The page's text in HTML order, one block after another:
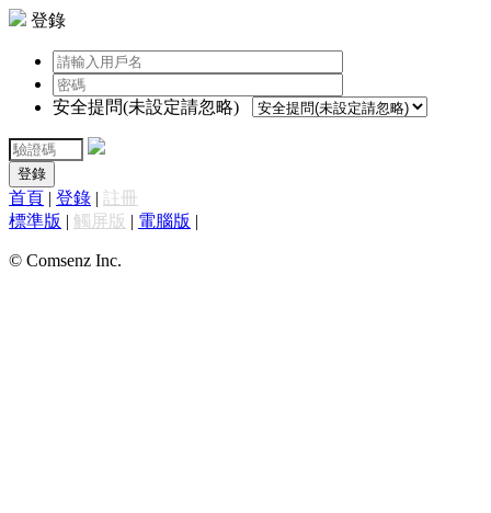
登錄
安全提問(未設定請忽略)
登錄
首頁 | 登錄 | 註冊
標準版 | 觸屏版 | 電腦版 |
© Comsenz Inc.